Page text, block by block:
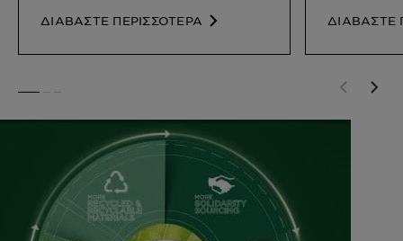
ΔΙΑΒΑΣΤΕ ΠΕΡΙΣΣΟΤΕΡΑ ΔΙΑΒΑΣΤΕ